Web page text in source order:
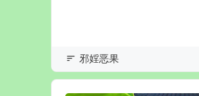
邪婬恶果